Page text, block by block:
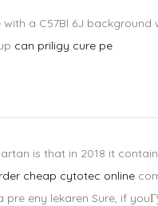
a C57Bl 6J
can priligy cure pe
is that in 2018 it
cheap cytotec online
pre eny lekaren Sure, if